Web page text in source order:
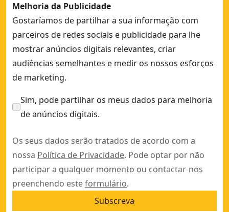
Melhoria da Publicidade
Gostaríamos de partilhar a sua informação com
parceiros de redes sociais e publicidade para lhe
mostrar anúncios digitais relevantes, criar
audiências semelhantes e medir os nossos esforços
de marketing.
Sim, pode partilhar os meus dados para melhoria
de anúncios digitais.
Os seus dados serão tratados de acordo com a
nossa Política de Privacidade. Pode optar por não
participar a qualquer momento ou contactar-nos
preenchendo esteformulário.
Subscreva